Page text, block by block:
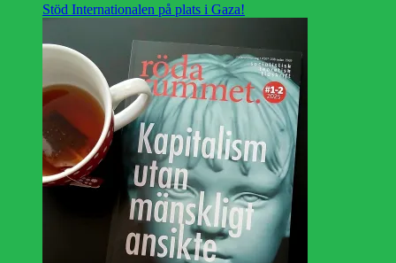
Stöd Internationalen på plats i Gaza!